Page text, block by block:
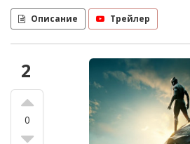
Описание Трейлер
2
0